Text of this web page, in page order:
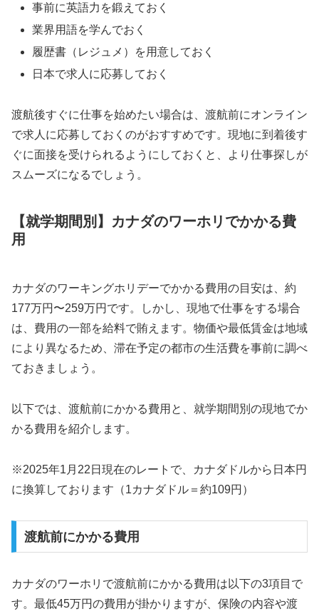
事前に英語力を鍛えておく
業界用語を学んでおく
履歴書（レジュメ）を用意しておく
日本で求人に応募しておく
渡航後すぐに仕事を始めたい場合は、渡航前にオンライン
で求人に応募しておくのがおすすめです。現地に到着後す
ぐに面接を受けられるようにしておくと、より仕事探しが
スムーズになるでしょう。
【就学期間別】カナダのワーホリでかかる費
用
カナダのワーキングホリデーでかかる費用の目安は、約
177万円〜259万円です。しかし、現地で仕事をする場合
は、費用の一部を給料で賄えます。物価や最低賃金は地域
により異なるため、滞在予定の都市の生活費を事前に調べ
ておきましょう。
以下では、渡航前にかかる費用と、就学期間別の現地でか
かる費用を紹介します。
※2025年1月22日現在のレートで、カナダドルから日本円
に換算しております（1カナダドル＝約109円）
渡航前にかかる費用
カナダのワーホリで渡航前にかかる費用は以下の3項目で
す。最低45万円の費用が掛かりますが、保険の内容や渡